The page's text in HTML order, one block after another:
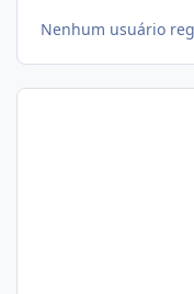
Nenhum usuário